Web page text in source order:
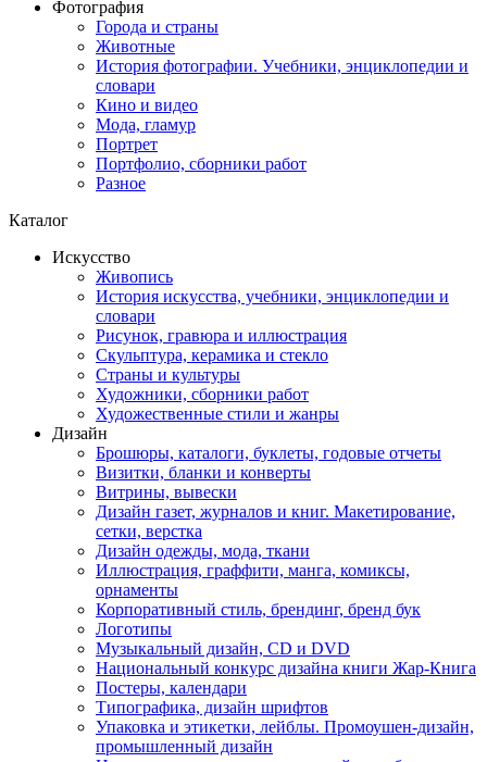
Фотография
Города и страны
Животные
История фотографии. Учебники, энциклопедии и
словари
Кино и видео
Мода, гламур
Портрет
Портфолио, сборники работ
Разное
Каталог
Искусство
Живопись
История искусства, учебники, энциклопедии и
словари
Рисунок, гравюра и иллюстрация
Скульптура, керамика и стекло
Страны и культуры
Художники, сборники работ
Художественные стили и жанры
Дизайн
Брошюры, каталоги, буклеты, годовые отчеты
Визитки, бланки и конверты
Витрины, вывески
Дизайн газет, журналов и книг. Макетирование,
сетки, верстка
Дизайн одежды, мода, ткани
Иллюстрация, граффити, манга, комиксы,
орнаменты
Корпоративный стиль, брендинг, бренд бук
Логотипы
Музыкальный дизайн, СD и DVD
Национальный конкурс дизайна книги Жар-Книга
Постеры, календари
Типографика, дизайн шрифтов
Упаковка и этикетки, лейблы. Промоушен-дизайн,
промышленный дизайн